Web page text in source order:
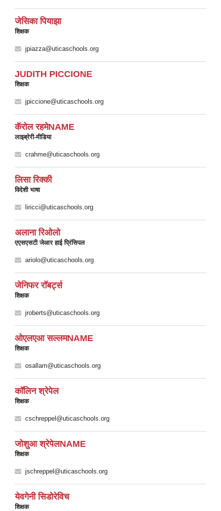
जेसिका पियाझा
शिक्षक
jpiazza@uticaschools.org
JUDITH PICCIONE
शिक्षक
jpiccione@uticaschools.org
कॅरोल रहमेNAME
लाइब्रेरी-मीडिया
crahme@uticaschools.org
लिसा रिक्की
विदेशी भाषा
liricci@uticaschools.org
अलाना रिओलो
एएसएसटी जेआर हाई प्रिंसिपल
ariolo@uticaschools.org
जेनिफर रॉबर्ट्स
शिक्षक
jroberts@uticaschools.org
ओएलएआ सल्लमNAME
शिक्षक
osallam@uticaschools.org
कॉलिन श्रेपेल
शिक्षक
cschreppel@uticaschools.org
जोशुआ श्रेपेलNAME
शिक्षक
jschreppel@uticaschools.org
येवगेनी सिडोरेविच
शिक्षक